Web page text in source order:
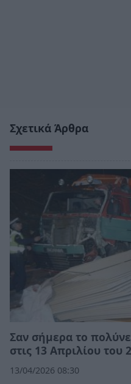
Σχετικά Άρθρα
Σαν σήμερα το
στις 13 Απριλίου του
13/04/2026 08:30